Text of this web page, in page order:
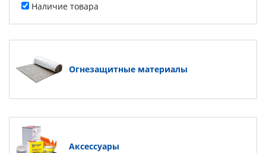
Наличие товара
Огнезащитные материалы
Аксессуары